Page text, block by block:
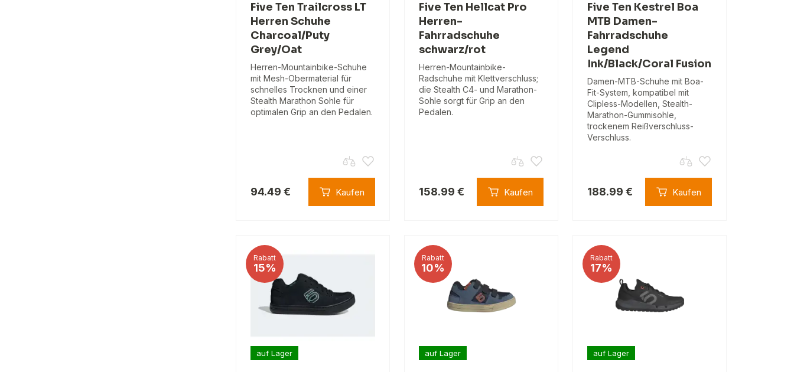
Five Ten Trailcross LT
Herren Schuhe
Charcoal/Puty
Grey/Oat
Herren-Mountainbike-Schuhe
mit Mesh-Obermaterial für
schnelles Trocknen und einer
Stealth Marathon Sohle für
optimalen Grip an den Pedalen.
94.49 € Kaufen
Five Ten Hellcat Pro
Herren-
Fahrradschuhe
schwarz/rot
Herren-Mountainbike-
Radschuhe mit Klettverschluss;
die Stealth C4- und Marathon-
Sohle sorgt für Grip an den
Pedalen.
158.99 € Kaufen
Five Ten Kestrel Boa
MTB Damen-
Fahrradschuhe
Legend
Ink/Black/Coral Fusion
Damen-MTB-Schuhe mit Boa-
Fit-System, kompatibel mit
Clipless-Modellen, Stealth-
Marathon-Gummisohle,
trockenem Reißverschluss-
Verschluss.
188.99 € Kaufen
Rabatt
15%
auf Lager
Rabatt
10%
auf Lager
Rabatt
17%
auf Lager